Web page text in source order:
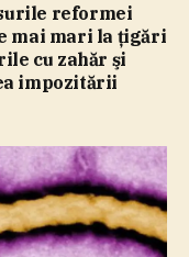
reformei
mai mari la ţigări
cu zahăr şi
impozitării